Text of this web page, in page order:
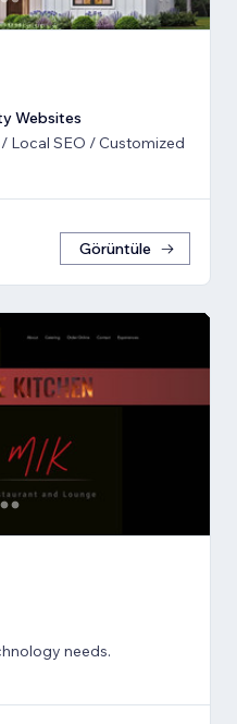
Websites
Local SEO / Customized
Görüntüle
technology needs.